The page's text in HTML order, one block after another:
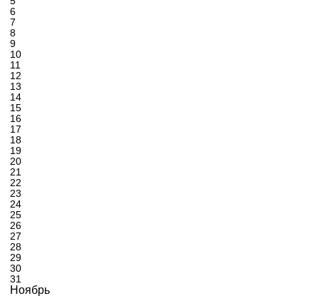
6
7
8
9
10
11
12
13
14
15
16
17
18
19
20
21
22
23
24
25
26
27
28
29
30
31
Ноябрь